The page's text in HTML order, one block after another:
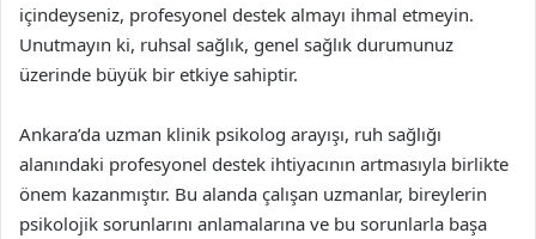
içindeyseniz, profesyonel destek almayı ihmal etmeyin.
Unutmayın ki, ruhsal sağlık, genel sağlık durumunuz
üzerinde büyük bir etkiye sahiptir.
Ankara’da uzman klinik psikolog arayışı, ruh sağlığı
alanındaki profesyonel destek ihtiyacının artmasıyla birlikte
önem kazanmıştır. Bu alanda çalışan uzmanlar, bireylerin
psikolojik sorunlarını anlamalarına ve bu sorunlarla başa